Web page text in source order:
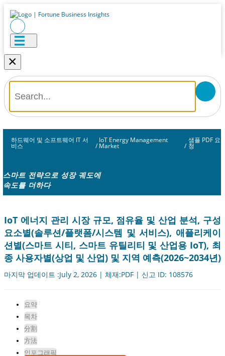
×
하드웨어 및 소프트웨어 IT 서
비스 /
IoT Energy Management
Market /
샘플 PDF 요
청
스마트 전략으로 성장 궤도에
속도를 더하다
IoT 에너지 관리 시장 규모, 점유율 및 산업 분석, 구성
요소별(솔루션/플랫폼/시스템 및 서비스), 애플리케이
션별(스마트 시티, 스마트 유틸리티 및 산업용 IoT), 최
종 사용자별(상업 및 산업) 및 지역 예측(2026~2034년)
마지막 업데이트 :July 2, 2026 | 체재:PDF | 신고 ID: 108576
요약
목차
分割
方法
인포그래픽